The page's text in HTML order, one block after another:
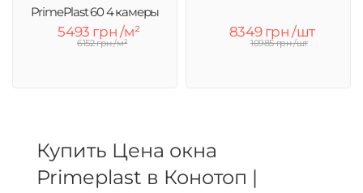
PrimePlast 60 4 камеры
5493 грн /м²
6152 грн /м²
8349 грн /шт
10985 грн /шт
Купить Цена окна
Primeplast в Конотоп |